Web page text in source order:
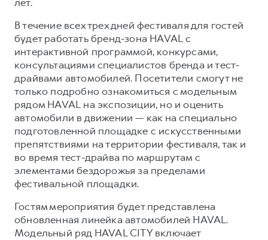
АКСЕССУАРЫ HAVAL
Автомобильные аксессуары
Коллекция PRO
Коллекция Базовая
Коллекция Детская
Коллекция PRO
Коллекция Базовая
Коллекция Детская
В течение всех трех дней фестиваля для гостей
будет работать бренд-зона HAVAL с
интерактивной программой, конкурсами,
консультациями специалистов бренда и тест-
драйвами автомобилей. Посетители смогут не
только подробно ознакомиться с модельным
рядом HAVAL на экспозиции, но и оценить
автомобили в движении — как на специально
подготовленной площадке с искусственными
препятствиями на территории фестиваля, так и
во время тест-драйва по маршрутам с
элементами бездорожья за пределами
фестивальной площадки.
Гостям мероприятия будет представлена
обновленная линейка автомобилей HAVAL.
Модельный ряд HAVAL CITY включает